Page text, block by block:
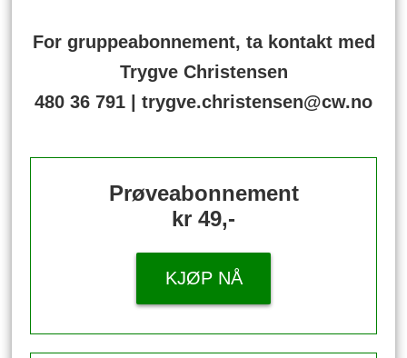
For gruppeabonnement, ta kontakt med
Trygve Christensen
480 36 791 | trygve.christensen@cw.no
Prøveabonnement
kr 49,-
KJØP NÅ